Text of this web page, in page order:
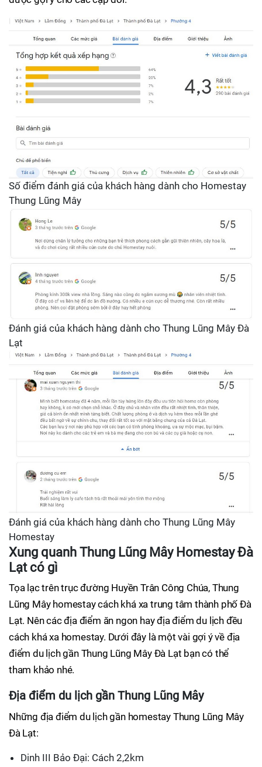
Số điểm đánh giá của khách hàng dành cho Homestay
Thung Lũng Mây
Đánh giá của khách hàng dành cho Thung Lũng Mây Đà
Lạt
Đánh giá của khách hàng dành cho Thung Lũng Mây
Homestay
Xung quanh Thung Lũng Mây Homestay Đà
Lạt có gì
Tọa lạc trên trục đường Huyền Trân Công Chúa, Thung
Lũng Mây homestay cách khá xa trung tâm thành phố Đà
Lạt. Nên các địa điểm ăn ngon hay địa điểm du lịch đều
cách khá xa homestay. Dưới đây là một vài gợi ý về địa
điểm du lịch gần Thung Lũng Mây Đà Lạt bạn có thể
tham khảo nhé.
Địa điểm du lịch gần Thung Lũng Mây
Những địa điểm du lịch gần homestay Thung Lũng Mây
Đà Lạt:
Dinh III Bảo Đại: Cách 2,2km